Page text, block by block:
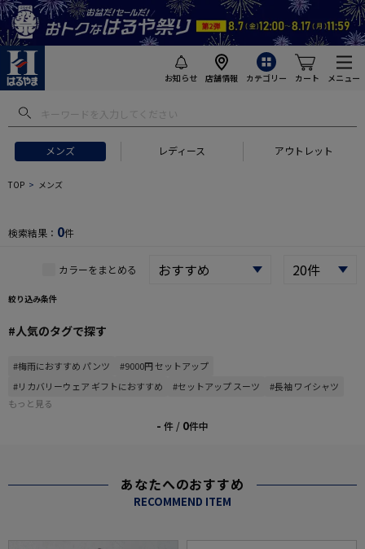
お知らせ 店舗情報 カテゴリー カート メニュー
メンズ レディース アウトレット
フトにおすすめ #セットアップ スーツ
TOP メンズ
検索結果： 0件
カラーをまとめる
絞り込み条件
#人気のタグで探す
#梅雨におすすめ パンツ
#9000円 セットアップ
#リカバリーウェア ギフトにおすすめ
#セットアップ スーツ
#長袖 ワイシャツ
もっと見る
- 件 / 0件中
あなたへのおすすめ
RECOMMEND ITEM